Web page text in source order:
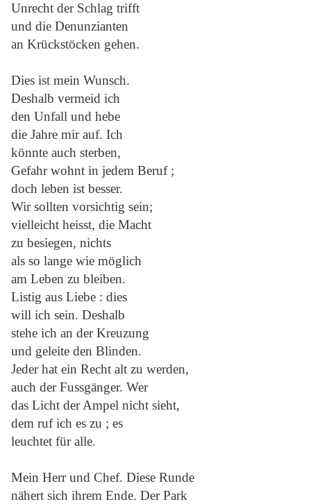
Unrecht der Schlag trifft
und die Denunzianten
an Krückstöcken gehen.
Dies ist mein Wunsch.
Deshalb vermeid ich
den Unfall und hebe
die Jahre mir auf. Ich
könnte auch sterben,
Gefahr wohnt in jedem Beruf ;
doch leben ist besser.
Wir sollten vorsichtig sein;
vielleicht heisst, die Macht
zu besiegen, nichts
als so lange wie möglich
am Leben zu bleiben.
Listig aus Liebe : dies
will ich sein. Deshalb
stehe ich an der Kreuzung
und geleite den Blinden.
Jeder hat ein Recht alt zu werden,
auch der Fussgänger. Wer
das Licht der Ampel nicht sieht,
dem ruf ich es zu ; es
leuchtet für alle.
Mein Herr und Chef. Diese Runde
nähert sich ihrem Ende. Der Park